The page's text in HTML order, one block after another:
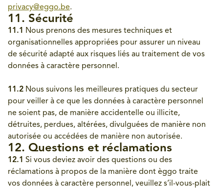
privacy@eggo.be.
11. Sécurité
11.1
Nous prenons des mesures techniques et
organisationnelles appropriées pour assurer un niveau
de sécurité adapté aux risques liés au traitement de vos
données à caractère personnel.
11.2 Nous suivons les meilleures pratiques du secteur
pour veiller à ce que les données à caractère personnel
ne soient pas, de manière accidentelle ou illicite,
détruites, perdues, altérées, divulguées de manière non
autorisée ou accédées de manière non autorisée.
12. Questions et réclamations
12.1 Si vous deviez avoir des questions ou des
réclamations à propos de la manière dont èggo traite
vos données à caractère personnel, veuillez s’il-vous-plait